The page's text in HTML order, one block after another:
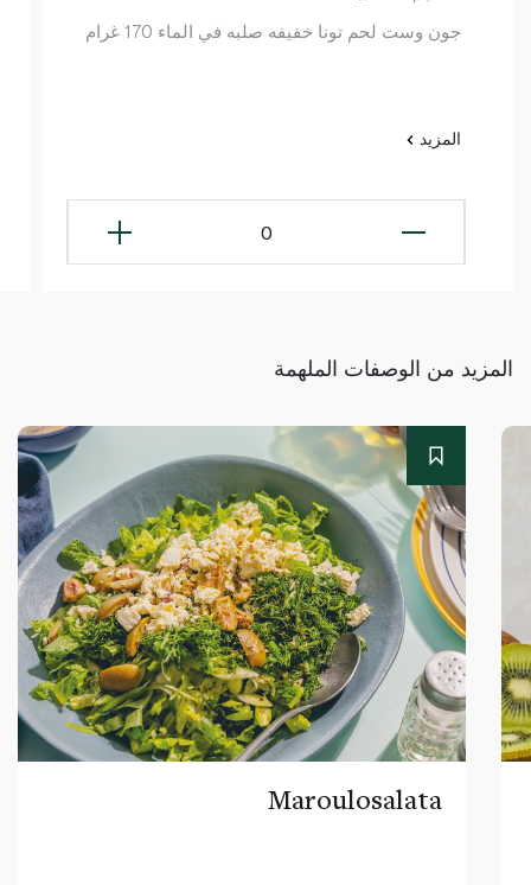
جون وست لحم تونا خفيفه صلبه في الماء 170 غرام
المزيد
0
المزيد من الوصفات الملهمة
Maroulosalata